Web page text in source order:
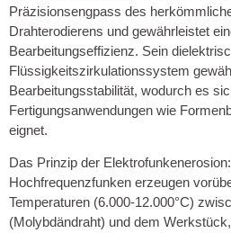
Präzisionsengpass des
Drahterodierens und gewährleistet
Bearbeitungseffizienz. Sein
Flüssigkeitszirkulationssystem
Bearbeitungsstabilität, wodurch es
Fertigungsanwendungen wie
eignet.
Das Prinzip der
Hochfrequenzfunken erzeugen
Temperaturen (6.000-12.000°C)
(Molybdändraht) und dem